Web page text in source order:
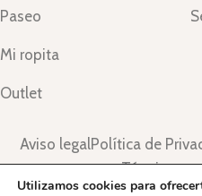
Paseo
Mi ropita
Outlet
Aviso legalPolítica de
Términos y
Utilizamos cookies para